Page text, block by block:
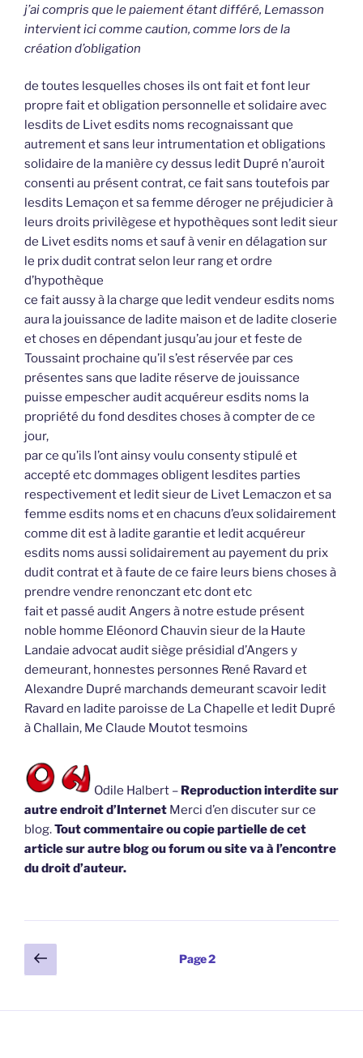
j’ai compris que le paiement étant différé, Lemasson
intervient ici comme caution, comme lors de la
création d’obligation
de toutes lesquelles choses ils ont fait et font leur
propre fait et obligation personnelle et solidaire avec
lesdits de Livet esdits noms recognaissant que
autrement et sans leur intrumentation et obligations
solidaire de la manière cy dessus ledit Dupré n’auroit
consenti au présent contrat, ce fait sans toutefois par
lesdits Lemaçon et sa femme déroger ne préjudicier à
leurs droits privilègese et hypothèques sont ledit sieur
de Livet esdits noms et sauf à venir en délagation sur
le prix dudit contrat selon leur rang et ordre
d’hypothèque
ce fait aussy à la charge que ledit vendeur esdits noms
aura la jouissance de ladite maison et de ladite closerie
et choses en dépendant jusqu’au jour et feste de
Toussaint prochaine qu’il s’est réservée par ces
présentes sans que ladite réserve de jouissance
puisse empescher audit acquéreur esdits noms la
propriété du fond desdites choses à compter de ce
jour,
par ce qu’ils l’ont ainsy voulu consenty stipulé et
accepté etc dommages obligent lesdites parties
respectivement et ledit sieur de Livet Lemaczon et sa
femme esdits noms et en chacuns d’eux solidairement
comme dit est à ladite garantie et ledit acquéreur
esdits noms aussi solidairement au payement du prix
dudit contrat et à faute de ce faire leurs biens choses à
prendre vendre renonczant etc dont etc
fait et passé audit Angers à notre estude présent
noble homme Eléonord Chauvin sieur de la Haute
Landaie advocat audit siège présidial d’Angers y
demeurant, honnestes personnes René Ravard et
Alexandre Dupré marchands demeurant scavoir ledit
Ravard en ladite paroisse de La Chapelle et ledit Dupré
à Challain, Me Claude Moutot tesmoins
Odile Halbert – Reproduction interdite sur
autre endroit d’Internet Merci d’en discuter sur ce
blog.Tout commentaire ou copie partielle de cet
article sur autre blog ou forum ou site va à l’encontre
du droit d’auteur.
Pagination
des
Page
précédente
Page2